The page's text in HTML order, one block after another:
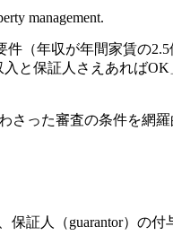
management.
（年収が年間家賃の2.5
と保証人さえあればOK
さった審査の条件を網羅
保証人（guarantor）の付